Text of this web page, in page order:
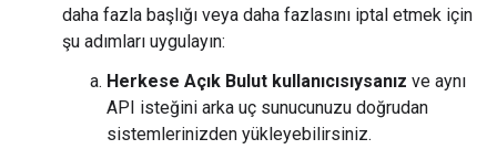
daha fazla başlığı veya daha fazlasını iptal etmek için
şu adımları uygulayın:
Herkese Açık Bulut kullanıcısıysanız ve aynı
API isteğini arka uç sunucunuzu doğrudan
sistemlerinizden yükleyebilirsiniz.